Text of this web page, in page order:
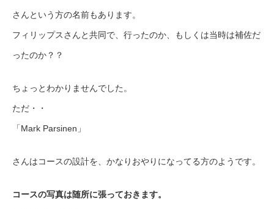
さんという方の名前もあります。
フィリップスさんと共同で、行ったのか、もしくは当時は補佐だ
ったのか？？
ちょっとわかりませんでした。
ただ・・
「Mark Parsinen」
さんはコースの設計を、かなりおやりになってる方のようです。
コースの写真は随所に張っておきます。